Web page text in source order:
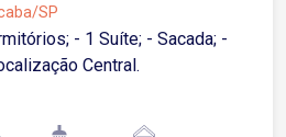
SP
- 1 Suíte; - Sacada; -
Central.